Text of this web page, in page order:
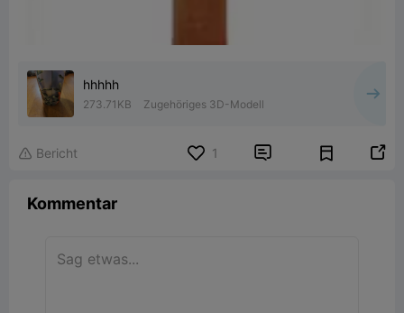
hhhhh
273.71KB Zugehöriges 3D-Modell
 Bericht 1  
Kommentar